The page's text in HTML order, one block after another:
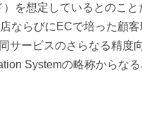
を想定しているとのこと
ならびにECで培った顧客
サービスのさらなる精度
Systemの略称からな